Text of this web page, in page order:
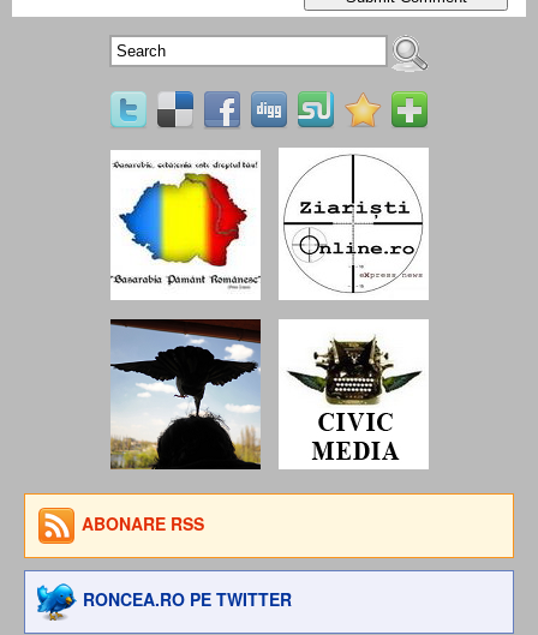
ABONARE RSS
RONCEA.RO PE TWITTER